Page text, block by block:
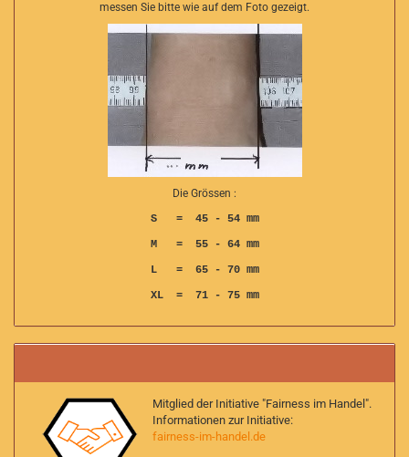
messen Sie bitte wie auf dem Foto gezeigt.
Die Grössen :
S = 45 - 54 mm
M = 55 - 64 mm
L = 65 - 70 mm
XL = 71 - 75 mm
Mitglied der Initiative "Fairness im Handel".
Informationen zur Initiative:
fairness-im-handel.de